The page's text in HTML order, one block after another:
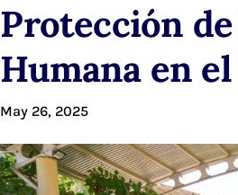
Protección
Humana en
May 26, 2025